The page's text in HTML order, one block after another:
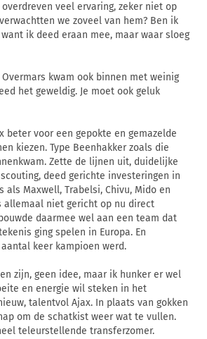
veel ervaring, zeker niet op
we zoveel van hem? Ben ik
ik deed eraan mee, maar waar sloeg
kwam ook binnen met weinig
het geweldig. Je moet ook geluk
beter voor een gepokte en gemazelde
kiezen. Type Beenhakker zoals die
Zette de lijnen uit, duidelijke
deed gerichte investeringen in
als Maxwell, Trabelsi, Chivu, Mido en
allemaal niet gericht op nu direct
daarmee wel aan een team dat
ging spelen in Europa. En
keer kampioen werd.
zijn, geen idee, maar ik hunker er wel
en energie wil steken in het
talentvol Ajax. In plaats van gokken
om de schatkist weer wat te vullen.
teleurstellende transferzomer.